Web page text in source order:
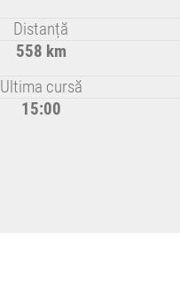
Distanță
558 km
Ultima cursă
15:00